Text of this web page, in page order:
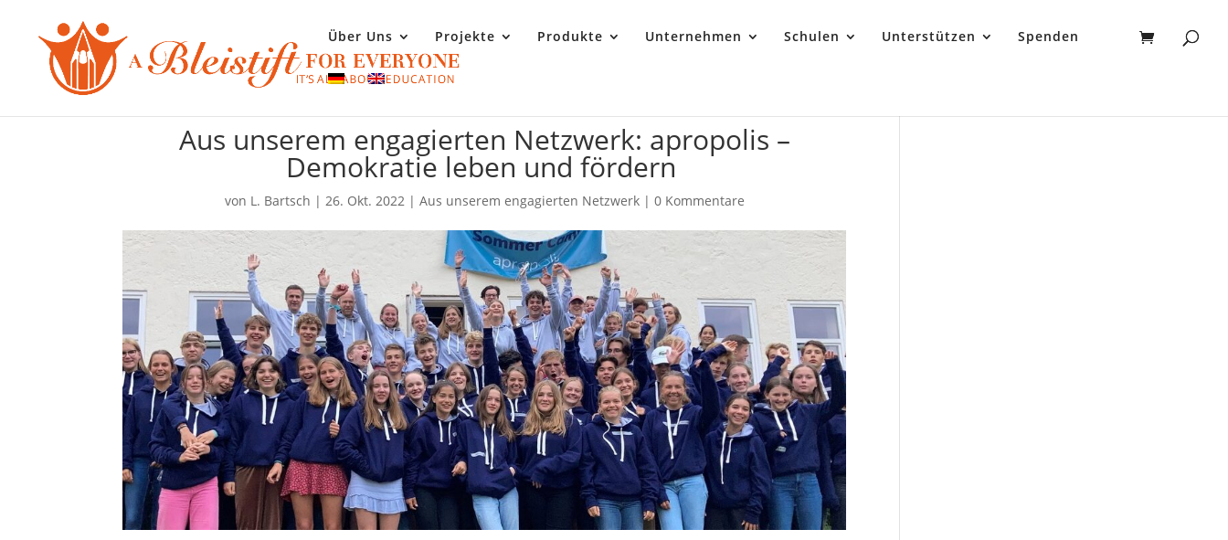
Über Uns Projekte Produkte Unternehmen Schulen Unterstützen Spenden
Aus unserem engagierten Netzwerk: apropolis –
Demokratie leben und fördern
von L. Bartsch | 26. Okt. 2022| Aus unserem engagierten Netzwerk| 0 Kommentare